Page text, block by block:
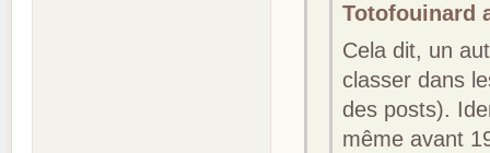
Totofouinard
Cela dit, un
classer dans
des posts).
même avant